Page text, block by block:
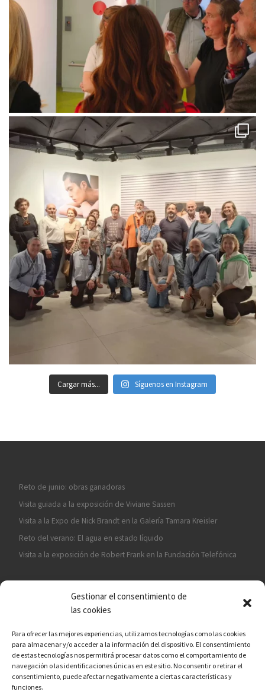
Gestionar el consentimiento de
las cookies
Para ofrecer las mejores experiencias, utilizamos tecnologías como las cookies
para almacenar y/o acceder a la información del dispositivo. El consentimiento
de estas tecnologías nos permitirá procesar datos como el comportamiento de
navegación o las identificaciones únicas en este sitio. No consentir o retirar el
consentimiento, puede afectar negativamente a ciertas características y
funciones.
Cargar más... Síguenos en Instagram
Reto de junio: obras ganadoras
Visita guiada a la exposición de Viviane Sassen
Visita a la Expo de Nick Brandt en la Galería Tamara Kreisler
Reto del verano: El agua en estado líquido
Visita a la exposición de Robert Frank en la Fundación Telefónica
¡ASÓCIATE A CÁMARA EN MANO!